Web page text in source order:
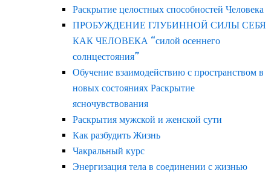
Раскрытие целостных способностей Человека
ПРОБУЖДЕНИЕ ГЛУБИННОЙ СИЛЫ СЕБЯ
КАК ЧЕЛОВЕКА “силой осеннего
солнцестояния”
Обучение взаимодействию с пространством в
новых состояниях Раскрытие
ясночувствования
Раскрытия мужской и женской сути
Как разбудить Жизнь
Чакральный курс
Энергизация тела в соединении с жизнью